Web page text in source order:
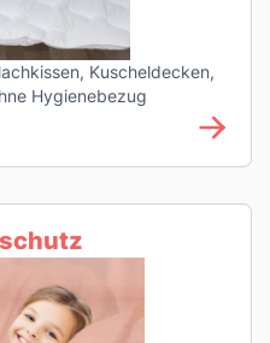
Kuscheldecken,
Hygienebezug